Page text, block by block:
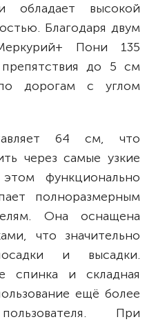
обладает высокой
Благодаря двум
Пони 135
препятствия до 5 см
дорогам с углом
64 см, что
через самые узкие
функционально
полноразмерным
Она оснащена
что значительно
и высадки.
спинка и складная
ещё более
При